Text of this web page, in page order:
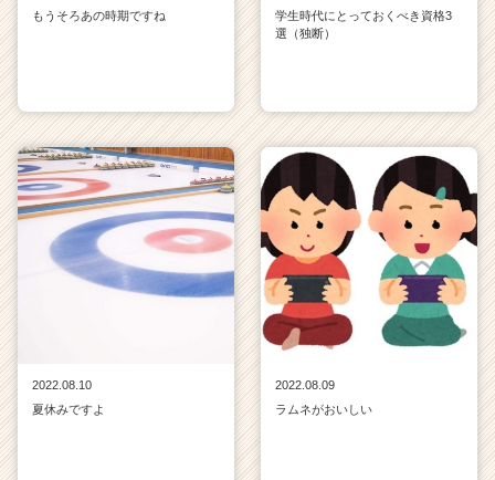
もうそろあの時期ですね
学生時代にとっておくべき資格3
選（独断）
2022.08.10
夏休みですよ
2022.08.09
ラムネがおいしい